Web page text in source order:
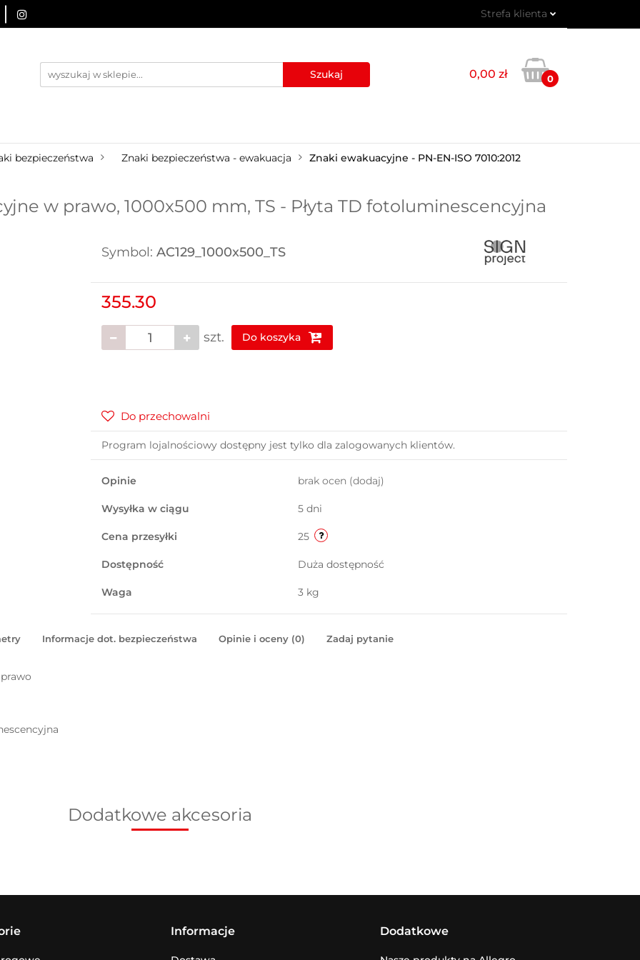
Strefa klienta
Zarejestruj się
Dodaj zgłoszenie
0,00 zł 0
URZĄDZENIA BRD
bezpieczeństwa Znaki bezpieczeństwa - ewakuacja Znaki ewakuacyjne - PN-EN-ISO 7010:2012
w prawo, 1000x500 mm, TS - Płyta TD fotoluminescencyjna
Symbol: AC129_1000x500_TS
355.30
szt. Do koszyka
Do przechowalni
Program lojalnościowy dostępny jest tylko dla zalogowanych klientów.
Opinie brak ocen (dodaj)
Wysyłka w ciągu 5 dni
Cena przesyłki 25
Dostępność Duża dostępność
Waga 3 kg
Informacje dot. bezpieczeństwa Opinie i oceny (0) Zadaj pytanie
Dodatkowe akcesoria
Informacje Dodatkowe